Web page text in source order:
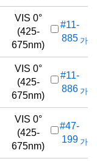
VIS 0°
(425-
675nm)
#11-
885 가
VIS 0°
(425-
675nm)
#11-
886 가
VIS 0°
(425-
675nm)
#47-
199 가